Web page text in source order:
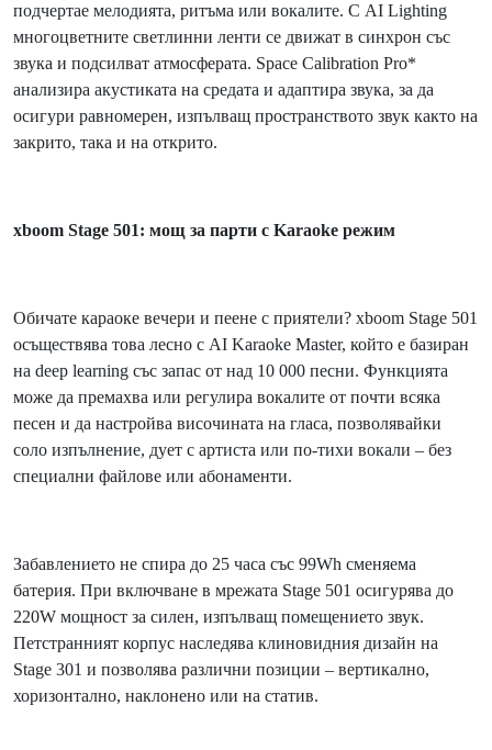
подчертае мелодията, ритъма или вокалите. С AI Lighting
многоцветните светлинни ленти се движат в синхрон със
звука и подсилват атмосферата. Space Calibration Pro*
анализира акустиката на средата и адаптира звука, за да
осигури равномерен, изпълващ пространството звук както на
закрито, така и на открито.
xboom Stage 501: мощ за парти с Karaoke режим
Обичате караоке вечери и пеене с приятели? xboom Stage 501
осъществява това лесно с AI Karaoke Master, който е базиран
на deep learning със запас от над 10 000 песни. Функцията
може да премахва или регулира вокалите от почти всяка
песен и да настройва височината на гласа, позволявайки
соло изпълнение, дует с артиста или по-тихи вокали – без
специални файлове или абонаменти.
Забавлението не спира до 25 часа със 99Wh сменяема
батерия. При включване в мрежата Stage 501 осигурява до
220W мощност за силен, изпълващ помещението звук.
Петстранният корпус наследява клиновидния дизайн на
Stage 301 и позволява различни позиции – вертикално,
хоризонтално, наклонено или на статив.